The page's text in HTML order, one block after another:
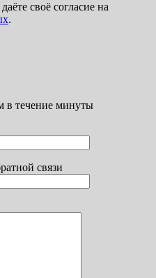
своё согласие на
.
в течение минуты
связи